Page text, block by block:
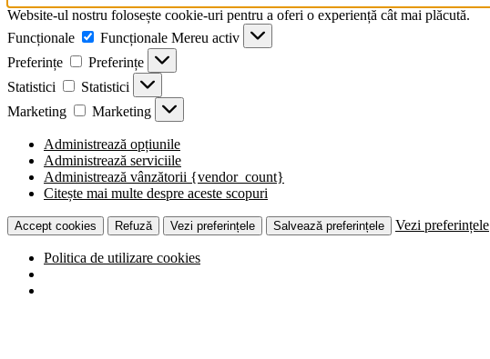
Website-ul nostru folosește cookie-uri pentru a oferi o experiență cât mai plăcută.
Funcționale
Funcționale Mereu activ
Preferințe
Preferințe
Statistici
Statistici
Marketing
Marketing
Administrează opțiunile
Administrează serviciile
Administrează vânzătorii {vendor_count}
Citește mai multe despre aceste scopuri
Accept cookies Refuză Vezi preferințele Salvează preferințele Vezi preferințele
Politica de utilizare cookies